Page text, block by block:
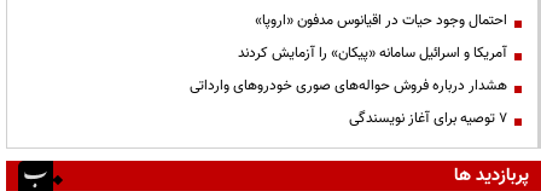
احتمال وجود حیات در اقیانوس مدفون «اروپا»
آمریکا و اسرائیل سامانه «پیکان» را آزمایش کردند
هشدار درباره فروش حواله‌های صوری خودروهای وارداتی
۷ توصیه برای آغاز نویسندگی
پربازدید ها